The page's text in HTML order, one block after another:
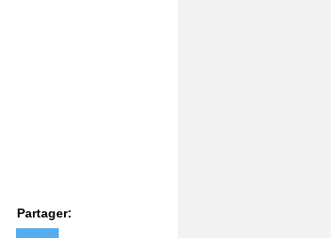
Partager: